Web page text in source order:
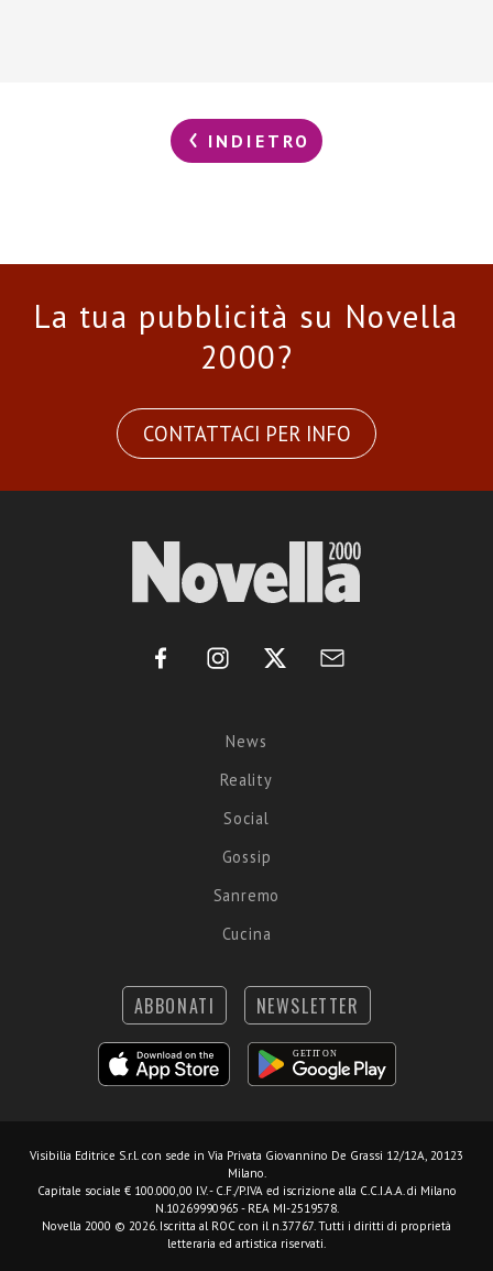
INDIETRO
La tua pubblicità su Novella
2000?
CONTATTACI PER INFO
News
Reality
Social
Gossip
Sanremo
Cucina
ABBONATI NEWSLETTER
Visibilia Editrice S.r.l. con sede in Via Privata Giovannino De Grassi 12/12A, 20123
Milano.
Capitale sociale € 100.000,00 I.V. - C.F./P.IVA ed iscrizione alla C.C.I.A.A. di Milano
N.10269990965 - REA MI-2519578.
Novella 2000 © 2026. Iscritta al ROC con il n.37767. Tutti i diritti di proprietà
letteraria ed artistica riservati.